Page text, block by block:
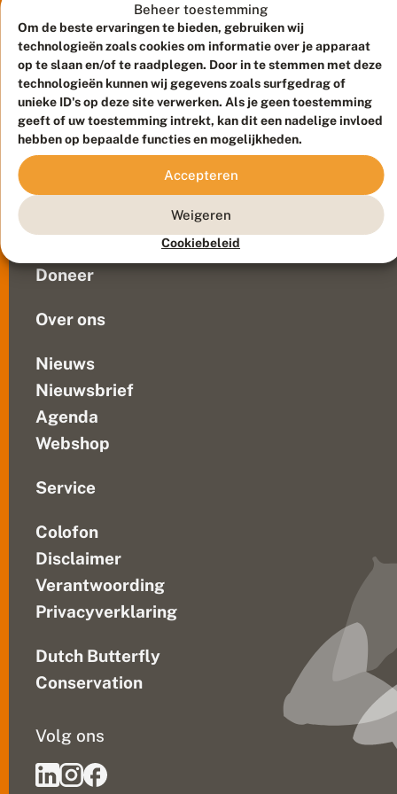
Beheer toestemming
Om de beste ervaringen te bieden, gebruiken wij
technologieën zoals cookies om informatie over je apparaat
op te slaan en/of te raadplegen. Door in te stemmen met deze
technologieën kunnen wij gegevens zoals surfgedrag of
unieke ID's op deze site verwerken. Als je geen toestemming
geeft of uw toestemming intrekt, kan dit een nadelige invloed
hebben op bepaalde functies en mogelijkheden.
Accepteren
Weigeren
Cookiebeleid
;
z
o
e
k
d
e
b
l
a
n
s
Zeker
als
er
klokjesgentianen
met
eitjes
van
het
gentiaanblauwtje
door
een
schaapskudde
zijn
afgegraasd,
Contact
Veelgestelde vragen
Doneer
Over ons
Nieuws
Nieuwsbrief
Agenda
Webshop
Service
Colofon
Disclaimer
Verantwoording
Privacyverklaring
Dutch Butterfly
Conservation
Volg ons
Meld waarnemingen
© 2026 Vlinderstichting
Duurzaam ontwikkeld doorGo2People, ontworpen door
Blue Field Agency
Privacy
Disclaimer
Sitemap